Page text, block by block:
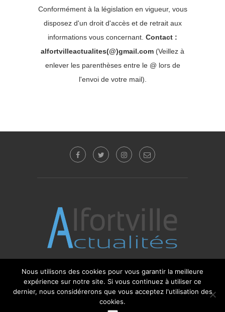
Conformément à la législation en vigueur, vous
disposez d'un droit d'accès et de retrait aux
informations vous concernant. Contact :
alfortvilleactualites(@)gmail.com (Veillez à
enlever les parenthèses entre le @ lors de
l'envoi de votre mail).
© 2017 - 2025 Alfortville Actualités - Tous droits
réservés. Editeur : Sébastien Glotin - l'Agence-i
Nous utilisons des cookies pour vous garantir la meilleure
expérience sur notre site. Si vous continuez à utiliser ce
dernier, nous considérerons que vous acceptez l'utilisation des
cookies.